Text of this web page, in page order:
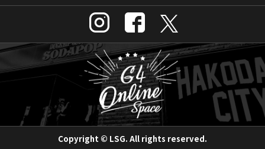
Copyright © LSG. All rights reserved.